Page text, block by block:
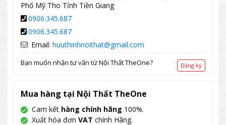
Phố Mỹ Tho Tỉnh Tiền Giang
0906.345.687
0906.345.687
Email: huuthinhnoithat@gmail.com
Bạn muốn nhận tư vấn từ Nội Thất TheOne? Đăng ký
Mua hàng tại Nội Thất TheOne
Cam kết hàng chính hãng 100%.
Xuất hóa đơn VAT chính Hãng.